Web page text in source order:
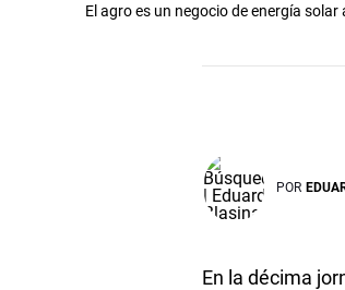
El agro es un negocio de energía solar
POR
En la décima